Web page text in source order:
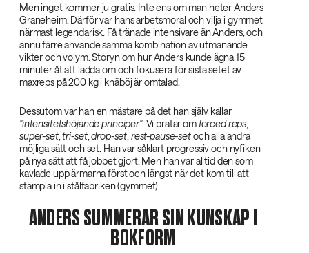
Men inget kommer ju gratis. Inte ens om man heter Anders
Graneheim. Därför var hans arbetsmoral och vilja i gymmet
närmast legendarisk. Få tränade intensivare än Anders, och
ännu färre använde samma kombination av utmanande
vikter och volym. Storyn om hur Anders kunde ägna 15
minuter åt att ladda om och fokusera för sista setet av
maxreps på 200 kg i knäböj är omtalad.
Dessutom var han en mästare på det han själv kallar
"intensitetshöjande principer". Vi pratar omforced reps
super-set,tri-set,drop-set rest-pause-setoch alla andra
möjliga sätt och set. Han var såklart progressiv och nyfiken
på nya sätt att få jobbet gjort. Men han var alltid den som
kavlade upp ärmarna först och längst när det kom till att
stämpla in i stålfabriken (gymmet).
ANDERS SUMMERAR SIN KUNSKAP I
BOKFORM